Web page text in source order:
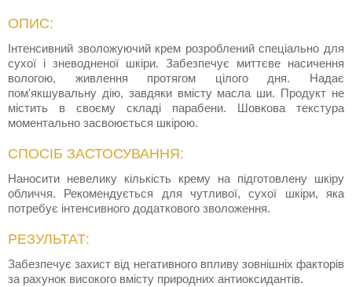
ОПИС:
Інтенсивний зволожуючий крем розроблений спеціально для
сухої і зневодненої шкіри. Забезпечує миттєве насичення
вологою, живлення протягом цілого дня. Надає
пом'якшувальну дію, завдяки вмісту масла ши. Продукт не
містить в своєму складі парабени. Шовкова текстура
моментально засвоюється шкірою.
СПОСІБ ЗАСТОСУВАННЯ:
Наносити невелику кількість крему на підготовлену шкіру
обличчя. Рекомендується для чутливої, сухої шкіри, яка
потребує інтенсивного додаткового зволоження.
РЕЗУЛЬТАТ:
Забезпечує захист від негативного впливу зовнішніх факторів
за рахунок високого вмісту природних антиоксидантів.